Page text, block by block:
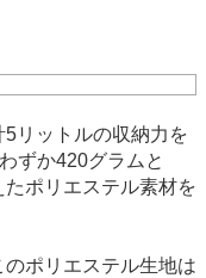
リットルの収納力を
ずか420グラムと
ポリエステル素材を
ポリエステル生地は